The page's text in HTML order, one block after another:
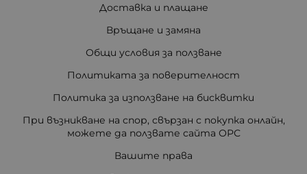
Доставка и плащане
Връщане и замяна
Общи условия за ползване
Политиката за поверителност
Политика за използване на бисквитки
При възникване на спор, свързан с покупка онлайн,
можете да ползвате сайта ОРС
Вашите права